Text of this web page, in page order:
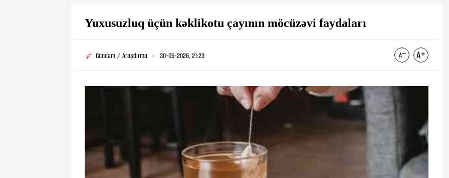
Yuxusuzluq üçün kəklikotu çayının möcüzəvi faydaları
Gündəm / Araşdırma 30-05-2026, 21:23
Hansı idman növləri bel üçün
zərərlidir? - Ortoped açıqladı
ABŞ-la 7,5 milyardlıq saziş:
Azərbaycan nələr alacaq?